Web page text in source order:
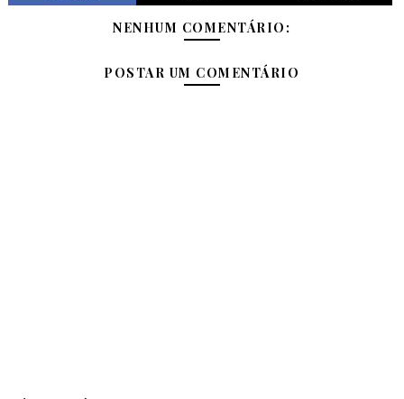
NENHUM COMENTÁRIO:
POSTAR UM COMENTÁRIO